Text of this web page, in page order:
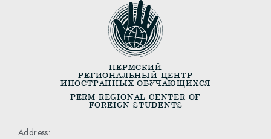
ПЕРМСКИЙ
РЕГИОНАЛЬНЫЙ ЦЕНТР
ИНОСТРАННЫХ ОБУЧАЮЩИХСЯ
PERM REGIONAL CENTER OF
FOREIGN STUDENTS
Address: